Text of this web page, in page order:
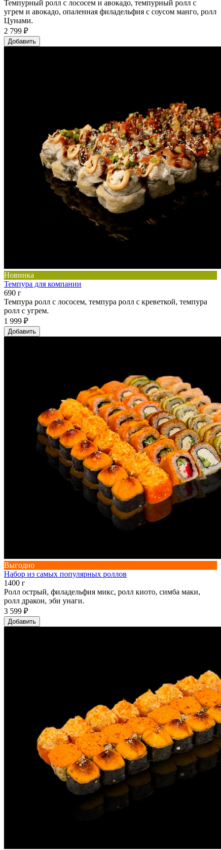
Темпурный ролл с лососем и авокадо, темпурный ролл с
угрем и авокадо, опаленная филадельфия с соусом манго, ролл
Цунами.
2 799 ₽
Добавить
Новинка
Темпура для компании
690 г
Темпура ролл с лососем, темпура ролл с креветкой, темпура
ролл с угрем.
1 999 ₽
Добавить
Выгодно
Набор из самых популярных роллов
1400 г
Ролл острый, филадельфия микс, ролл киото, симба маки,
ролл дракон, эби унаги.
3 599 ₽
Добавить